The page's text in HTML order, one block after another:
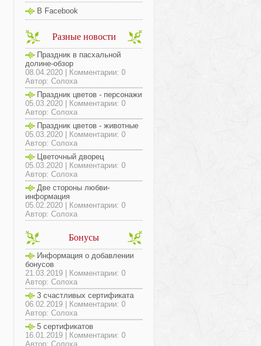
В Facebook
Разные новости
Праздник в пасхальной
долине-обзор
08.04.2020 | Комментарии: 0
Автор: Солоха
Праздник цветов - персонажи
05.03.2020 | Комментарии: 0
Автор: Солоха
Праздник цветов - животные
05.03.2020 | Комментарии: 0
Автор: Солоха
Цветочный дворец
05.03.2020 | Комментарии: 0
Автор: Солоха
Две стороны любви-
информация
05.02.2020 | Комментарии: 0
Автор: Солоха
Бонусы
Информация о добавлении
бонусов
21.03.2019 | Комментарии: 0
Автор: Солоха
3 счастливых сертификата
06.02.2019 | Комментарии: 0
Автор: Солоха
5 сертификатов
16.01.2019 | Комментарии: 0
Автор: Солоха